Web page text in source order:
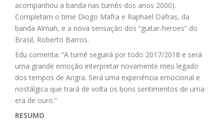
acompanhou a banda nas turnês dos anos 2000).
Completam o time Diogo Mafra e Raphael Dafras, da
banda Almah, e a nova sensação dos “guitar-heroes” do
Brasil, Roberto Barros.
Edu comenta: “A turnê seguirá por todo 2017/2018 e será
uma grande emoção interpretar novamente meu legado
dos tempos de Angra. Será uma experiência emocional e
nostálgica que trará de volta os bons sentimentos de uma
era de ouro.”
RESUMO